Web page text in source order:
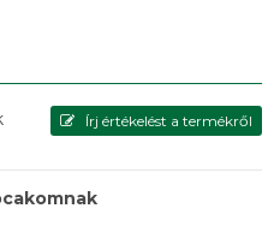
Írj értékelést a termékről